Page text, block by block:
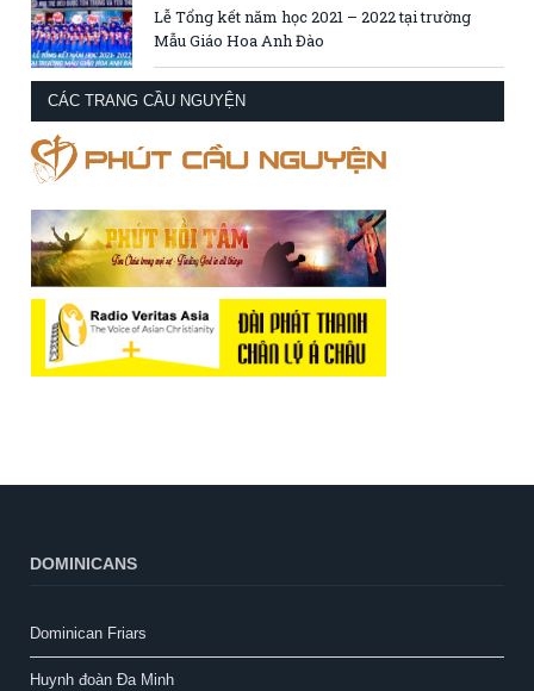
Lễ Tổng kết năm học 2021 – 2022 tại trường
Mẫu Giáo Hoa Anh Đào
CÁC TRANG CẦU NGUYỆN
DOMINICANS
Dominican Friars
Huynh đoàn Đa Minh